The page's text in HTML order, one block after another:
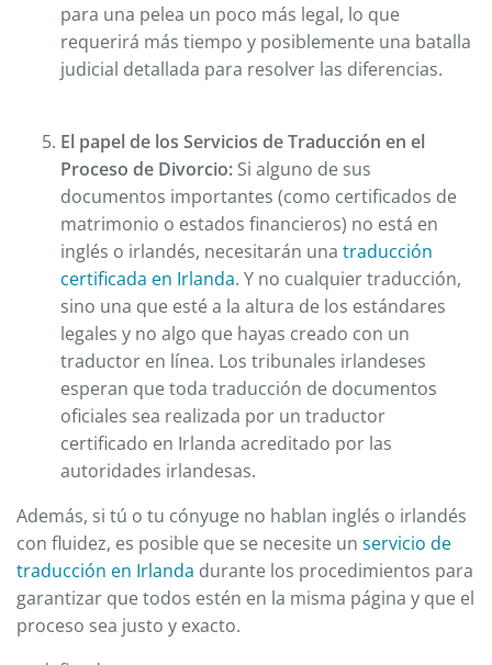
para una pelea un poco más legal, lo que
requerirá más tiempo y posiblemente una batalla
judicial detallada para resolver las diferencias.
El papel de los Servicios de Traducción en el
Proceso de Divorcio: Si alguno de sus
documentos importantes (como certificados de
matrimonio o estados financieros) no está en
inglés o irlandés, necesitarán una traducción
certificada en Irlanda. Y no cualquier traducción,
sino una que esté a la altura de los estándares
legales y no algo que hayas creado con un
traductor en línea. Los tribunales irlandeses
esperan que toda traducción de documentos
oficiales sea realizada por un traductor
certificado en Irlanda acreditado por las
autoridades irlandesas.
Además, si tú o tu cónyuge no hablan inglés o irlandés
con fluidez, es posible que se necesite un servicio de
traducción en Irlanda durante los procedimientos para
garantizar que todos estén en la misma página y que el
proceso sea justo y exacto.